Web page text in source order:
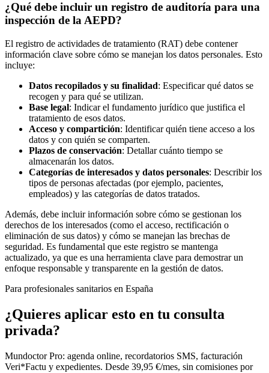
¿Qué debe incluir un registro de auditoría para una
inspección de la AEPD?
El registro de actividades de tratamiento (RAT) debe contener
información clave sobre cómo se manejan los datos personales. Esto
incluye:
Datos recopilados y su finalidad: Especificar qué datos se
recogen y para qué se utilizan.
Base legal: Indicar el fundamento jurídico que justifica el
tratamiento de esos datos.
Acceso y compartición: Identificar quién tiene acceso a los
datos y con quién se comparten.
Plazos de conservación: Detallar cuánto tiempo se
almacenarán los datos.
Categorías de interesados y datos personales: Describir los
tipos de personas afectadas (por ejemplo, pacientes,
empleados) y las categorías de datos tratados.
Además, debe incluir información sobre cómo se gestionan los
derechos de los interesados (como el acceso, rectificación o
eliminación de sus datos) y cómo se manejan las brechas de
seguridad. Es fundamental que este registro se mantenga
actualizado, ya que es una herramienta clave para demostrar un
enfoque responsable y transparente en la gestión de datos.
Para profesionales sanitarios en España
¿Quieres aplicar esto en tu consulta
privada?
Mundoctor Pro: agenda online, recordatorios SMS, facturación
Veri*Factu y expedientes. Desde 39,95 €/mes, sin comisiones por